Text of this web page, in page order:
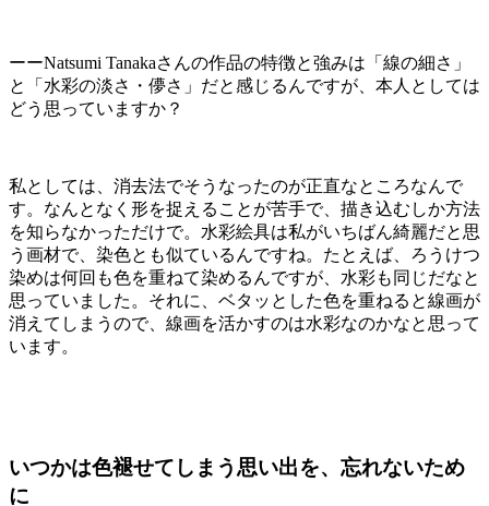
ーーNatsumi Tanakaさんの作品の特徴と強みは「線の細さ」
と「水彩の淡さ・儚さ」だと感じるんですが、本人としては
どう思っていますか？
私としては、消去法でそうなったのが正直なところなんで
す。なんとなく形を捉えることが苦手で、描き込むしか方法
を知らなかっただけで。水彩絵具は私がいちばん綺麗だと思
う画材で、染色とも似ているんですね。たとえば、ろうけつ
染めは何回も色を重ねて染めるんですが、水彩も同じだなと
思っていました。それに、ベタッとした色を重ねると線画が
消えてしまうので、線画を活かすのは水彩なのかなと思って
います。
いつかは色褪せてしまう思い出を、忘れないため
に